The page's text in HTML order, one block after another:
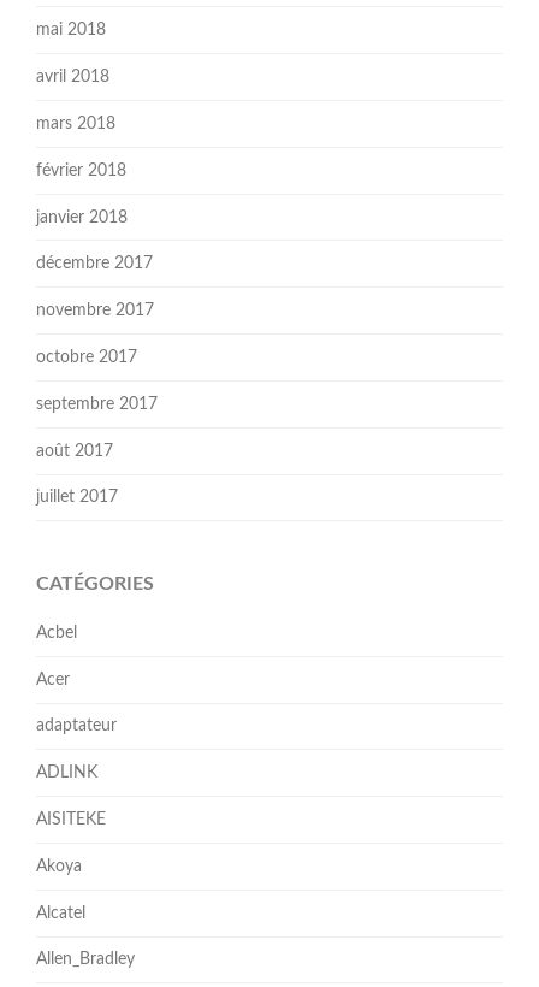
mai 2018
avril 2018
mars 2018
février 2018
janvier 2018
décembre 2017
novembre 2017
octobre 2017
septembre 2017
août 2017
juillet 2017
CATÉGORIES
Acbel
Acer
adaptateur
ADLINK
AISITEKE
Akoya
Alcatel
Allen_Bradley